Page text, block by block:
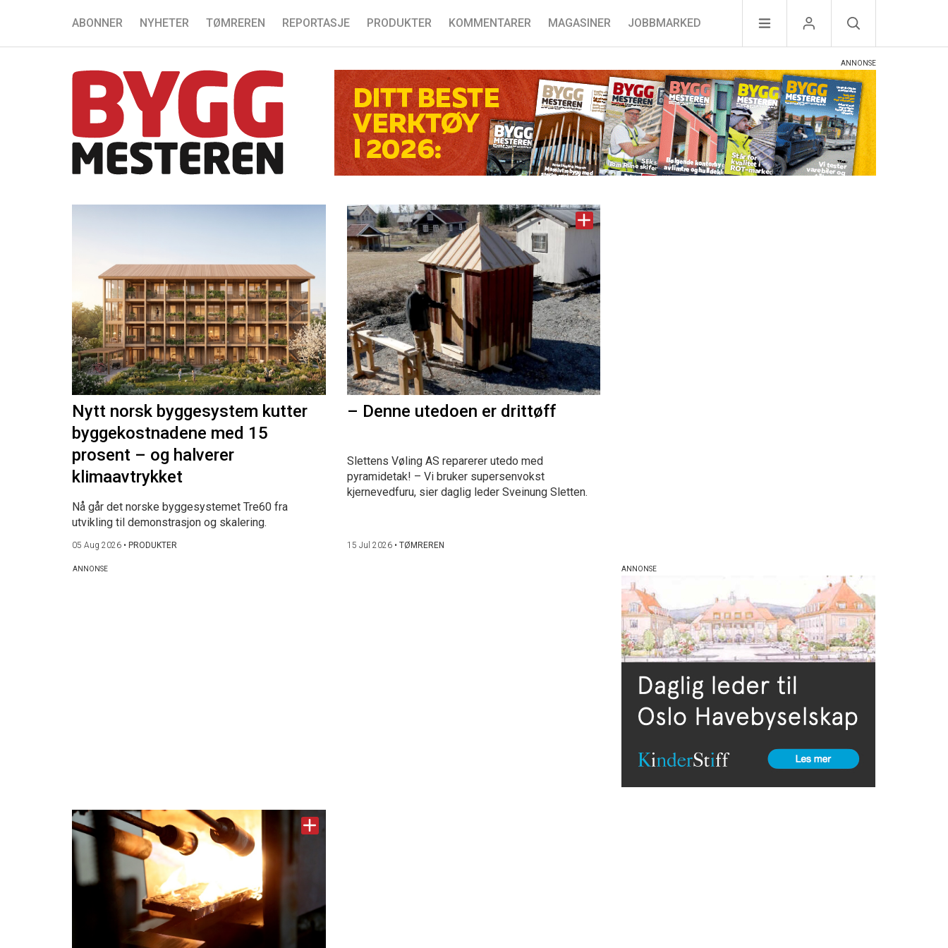
ABONNER NYHETER TØMREREN REPORTASJE PRODUKTER KOMMENTARER MAGASINER JOBBMARKED
Nytt norsk byggesystem kutter
byggekostnadene med 15
prosent – og halverer
klimaavtrykket
Nå går det norske byggesystemet Tre60 fra
utvikling til demonstrasjon og skalering.
05 Aug 2026 • PRODUKTER
– Denne utedoen er drittøff
Slettens Vøling AS reparerer utedo med
pyramidetak! – Vi bruker supersenvokst
kjernevedfuru, sier daglig leder Sveinung Sletten.
15 Jul 2026• TØMREREN